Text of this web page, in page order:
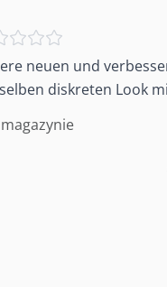
neuen und
diskreten Look